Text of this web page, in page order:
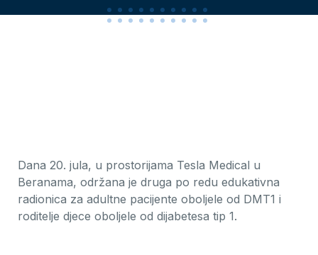
Dana 20. jula, u prostorijama Tesla Medical u
Beranama, održana je druga po redu edukativna
radionica za adultne pacijente oboljele od DMT1 i
roditelje djece oboljele od dijabetesa tip 1.